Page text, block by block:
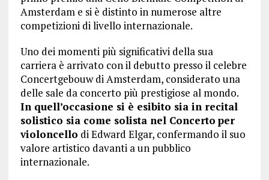
Amsterdam e si è distinto in numerose altre
competizioni di livello internazionale.
Uno dei momenti più significativi della sua
carriera è arrivato con il debutto presso il celebre
Concertgebouw di Amsterdam, considerato una
delle sale da concerto più prestigiose al mondo.
In quell’occasione si è esibito sia in recital
solistico sia come solista nel Concerto per
violoncello di Edward Elgar, confermando il suo
valore artistico davanti a un pubblico
internazionale.